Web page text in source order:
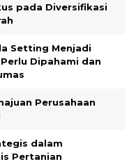
pada Diversifikasi
Setting Menjadi
Dipahami dan
Perusahaan
dalam
Pertanian